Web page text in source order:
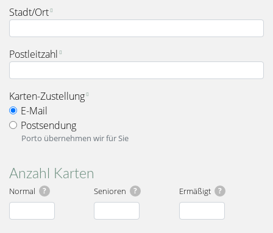
Stadt/Ort
Postleitzahl
fieldset_for_delivery_options
Karten-Zustellung
E-Mail
Postsendung
Porto übernehmen wir für Sie
Anzahl Karten
?
Normal ?
Senioren ?
Ermäßigt